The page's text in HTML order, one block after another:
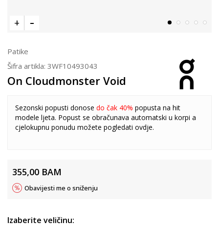
Patike
Šifra artikla: 3WF10493043
On Cloudmonster Void
Sezonski popusti donose do čak 40% popusta na hit
modele ljeta. Popust se obračunava automatski u korpi a
cjelokupnu ponudu možete pogledati ovdje.
355,00 BAM
Obavijesti me o sniženju
Izaberite veličinu: